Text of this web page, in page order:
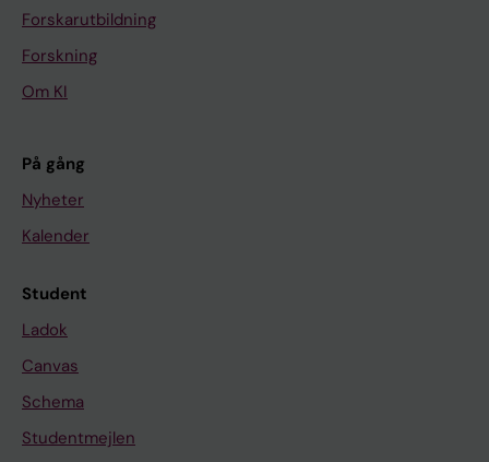
Forskarutbildning
Forskning
Om KI
På gång
Nyheter
Kalender
Student
Ladok
Canvas
Schema
Studentmejlen